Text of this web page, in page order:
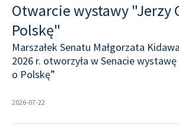
Otwarcie wystawy "Jerzy
Polskę"
Marszałek Senatu Małgorzata
2026 r. otworzyła w Senacie
o Polskę”
2026-07-22